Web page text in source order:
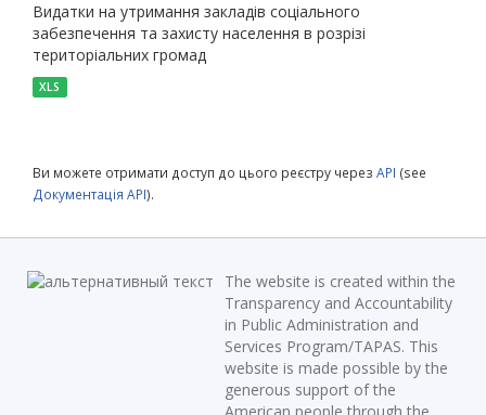
Видатки на утримання закладів соціального
забезпечення та захисту населення в розрізі
територіальних громад
XLS
Ви можете отримати доступ до цього реєстру через API (see
Документація API).
The website is created within the
Transparency and Accountability
in Public Administration and
Services Program/TAPAS. This
website is made possible by the
generous support of the